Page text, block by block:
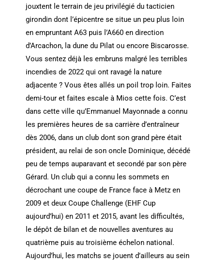
jouxtent le terrain de jeu privilégié du tacticien
girondin dont l’épicentre se situe un peu plus loin
en empruntant A63 puis l’A660 en direction
d’Arcachon, la dune du Pilat ou encore Biscarosse.
Vous sentez déjà les embruns malgré les terribles
incendies de 2022 qui ont ravagé la nature
adjacente ? Vous êtes allés un poil trop loin. Faites
demi-tour et faites escale à Mios cette fois. C’est
dans cette ville qu’Emmanuel Mayonnade a connu
les premières heures de sa carrière d’entraîneur
dès 2006, dans un club dont son grand père était
président, au relai de son oncle Dominique, décédé
peu de temps auparavant et secondé par son père
Gérard. Un club qui a connu les sommets en
décrochant une coupe de France face à Metz en
2009 et deux Coupe Challenge (EHF Cup
aujourd’hui) en 2011 et 2015, avant les difficultés,
le dépôt de bilan et de nouvelles aventures au
quatrième puis au troisième échelon national.
Aujourd’hui, les matchs se jouent d’ailleurs au sein